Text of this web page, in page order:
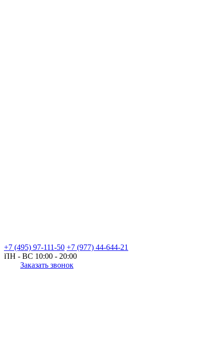
+7 (495) 97-111-50 +7 (977) 44-644-21
ПН - ВС 10:00 - 20:00
Заказать звонок